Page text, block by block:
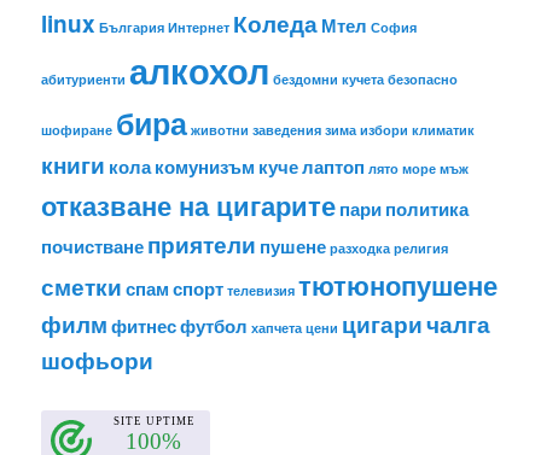
linux България Интернет КоледаМтел София
абитуриенти алкохол бездомни кучета безопасно
шофиране бира животни заведения зима избори климатик
книги колакомунизъм кучелаптоп лято море мъж
отказване на цигаритепариполитика
почистванеприятели пушене разходка религия
сметкиспамспорт телевизия тютюнопушене
филмфитнесфутбол хапчета цени цигаричалга
шофьори